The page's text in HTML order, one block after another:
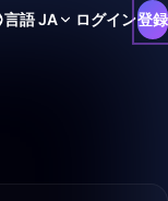
言語JA ログイン登録